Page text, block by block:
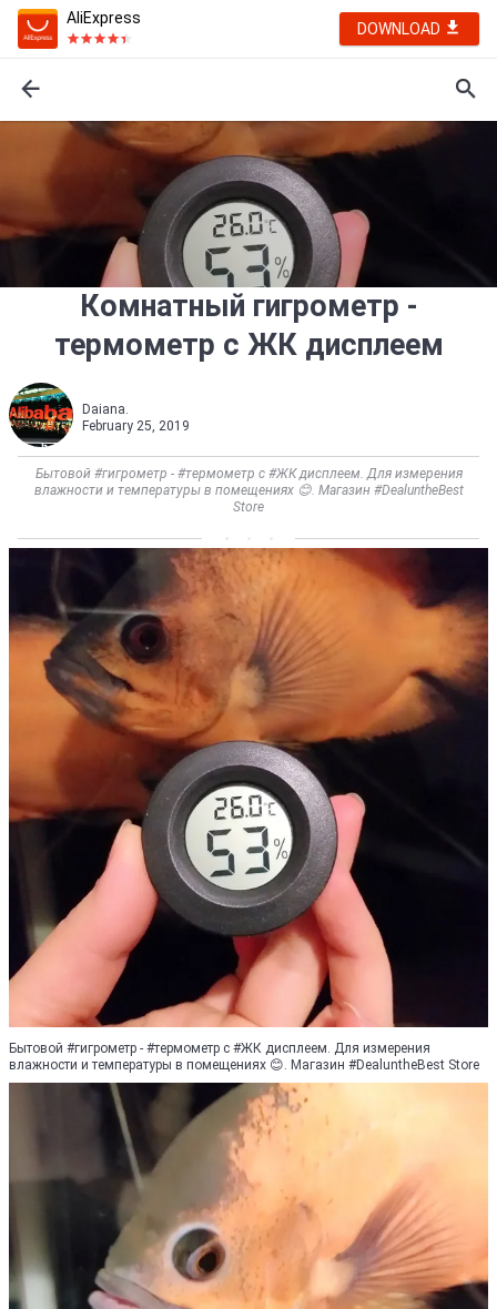
AliExpress
DOWNLOAD
Комнатный гигрометр -
термометр с ЖК дисплеем
Daiana.
February 25, 2019
Бытовой #гигрометр - #термометр с #ЖК дисплеем. Для измерения
влажности и температуры в помещениях 😊. Магазин #DealuntheBest
Store
Бытовой #гигрометр - #термометр с #ЖК дисплеем. Для измерения
влажности и температуры в помещениях 😊. Магазин #DealuntheBest Store